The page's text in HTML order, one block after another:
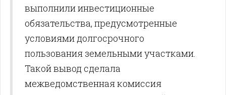
выполнили инвестиционные
обязательства, предусмотренные
условиями долгосрочного
пользования земельными участками.
Такой вывод сделала
межведомственная комиссия